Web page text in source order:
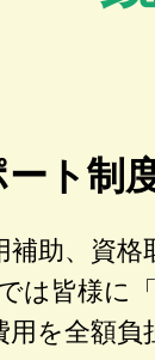
ト制
補助、資
は皆様に
を全額負